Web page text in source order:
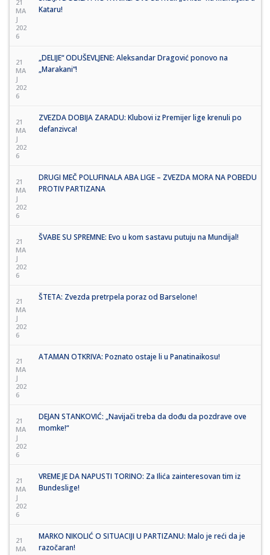
21
MA
J
202
6
Kataru!
21
MA
J
202
6
„DELIJE“ ODUŠEVLJENE: Aleksandar Dragović ponovo na
„Marakani“!
21
MA
J
202
6
ZVEZDA DOBIJA ZARADU: Klubovi iz Premijer lige krenuli po
defanzivca!
21
MA
J
202
6
DRUGI MEČ POLUFINALA ABA LIGE – ZVEZDA MORA NA POBEDU
PROTIV PARTIZANA
21
MA
J
202
6
ŠVABE SU SPREMNE: Evo u kom sastavu putuju na Mundijal!
21
MA
J
202
6
ŠTETA: Zvezda pretrpela poraz od Barselone!
21
MA
J
202
6
ATAMAN OTKRIVA: Poznato ostaje li u Panatinaikosu!
21
MA
J
202
6
DEJAN STANKOVIĆ: „Navijači treba da dođu da pozdrave ove
momke!“
21
MA
J
202
6
VREME JE DA NAPUSTI TORINO: Za Ilića zainteresovan tim iz
Bundeslige!
21
MA
MARKO NIKOLIĆ O SITUACIJI U PARTIZANU: Malo je reći da je
razočaran!